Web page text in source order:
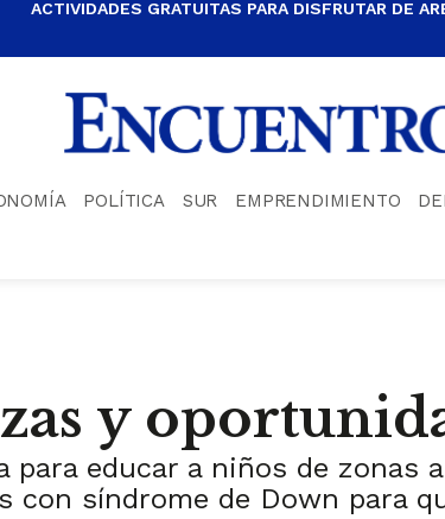
ACTIVIDADES GRATUITAS PARA DISFRUTAR DE
POLÍTICA SUR EMPRENDIMIENTO
y
para educar a niños de zonas
con síndrome de Down para